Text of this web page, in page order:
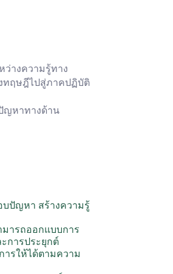
างความรู้ทาง
ทฤษฎีไปสู่ภาคปฏิบัติ
ญหาทางด้าน
บปัญหา สร้างความรู้
ารถออกแบบการ
การประยุกต์
ารให้ได้ตามความ